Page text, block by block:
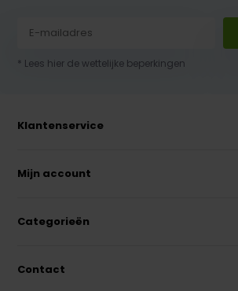
* Lees hier de wettelijke beperkingen
Klantenservice
Mijn account
Categorieën
Contact